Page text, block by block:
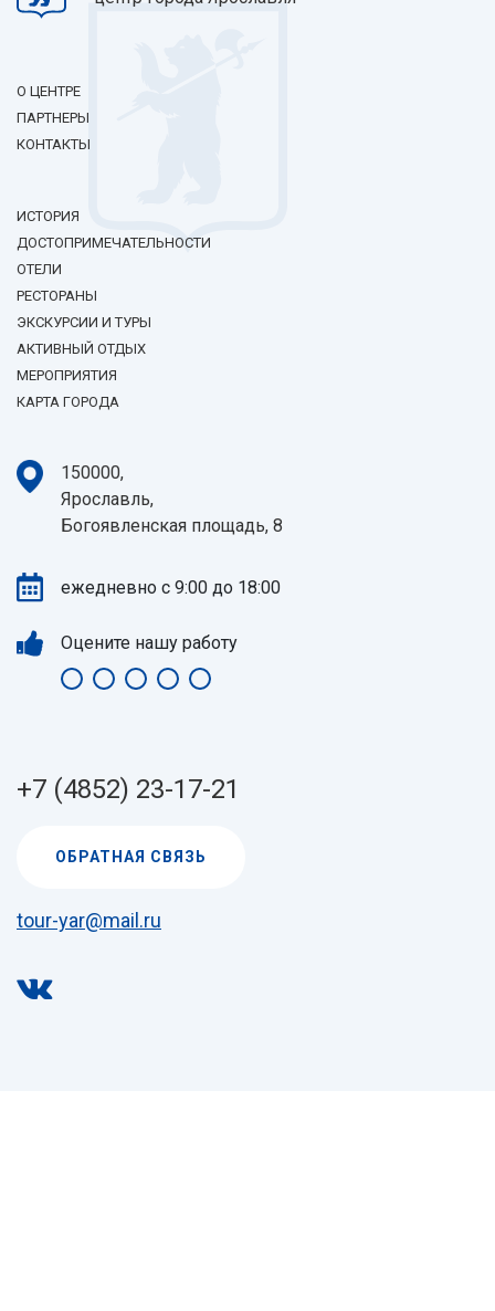
О ЦЕНТРЕ
ПАРТНЕРЫ
КОНТАКТЫ
ИСТОРИЯ
ДОСТОПРИМЕЧАТЕЛЬНОСТИ
ОТЕЛИ
РЕСТОРАНЫ
ЭКСКУРСИИ И ТУРЫ
АКТИВНЫЙ ОТДЫХ
МЕРОПРИЯТИЯ
КАРТА ГОРОДА
150000,
Ярославль,
Богоявленская площадь, 8
ежедневно с 9:00 до 18:00
Оцените нашу работу
+7 (4852) 23-17-21
ОБРАТНАЯ СВЯЗЬ
tour-yar@mail.ru